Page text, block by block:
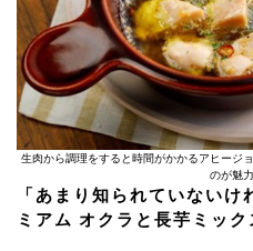
生肉から調理をすると時間がかかるアヒージ
のが魅力
「あまり知られていない
ミアム オクラと長芋ミック